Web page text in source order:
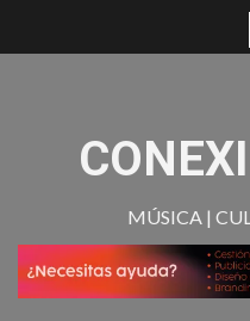
MÚSICA |